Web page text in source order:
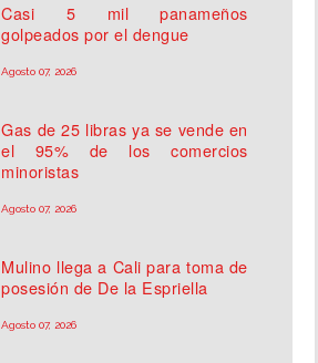
Casi 5 mil panameños
golpeados por el dengue
Agosto 07, 2026
Gas de 25 libras ya se vende en
el 95% de los comercios
minoristas
Agosto 07, 2026
Mulino llega a Cali para toma de
posesión de De la Espriella
Agosto 07, 2026